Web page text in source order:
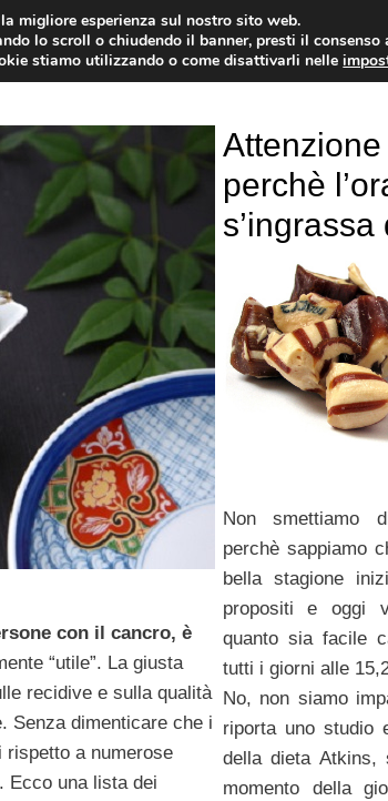
NEUROLOGIA
con il cancro, è
“utile”. La giusta
recidive e sulla qualità
Senza dimenticare che i
rispetto a numerose
Ecco una lista dei
perchè
s’ingrassa
Non smettiamo
perchè sappiamo
bella stagione
propositi e oggi
quanto sia facile
tutti i giorni alle
No, non siamo
riporta uno studio
della dieta Atkins,
momento della
migliore esperienza sul nostro sito web.
lo scroll o chiudendo il banner, presti il
stiamo utilizzando o come disattivarli nelle